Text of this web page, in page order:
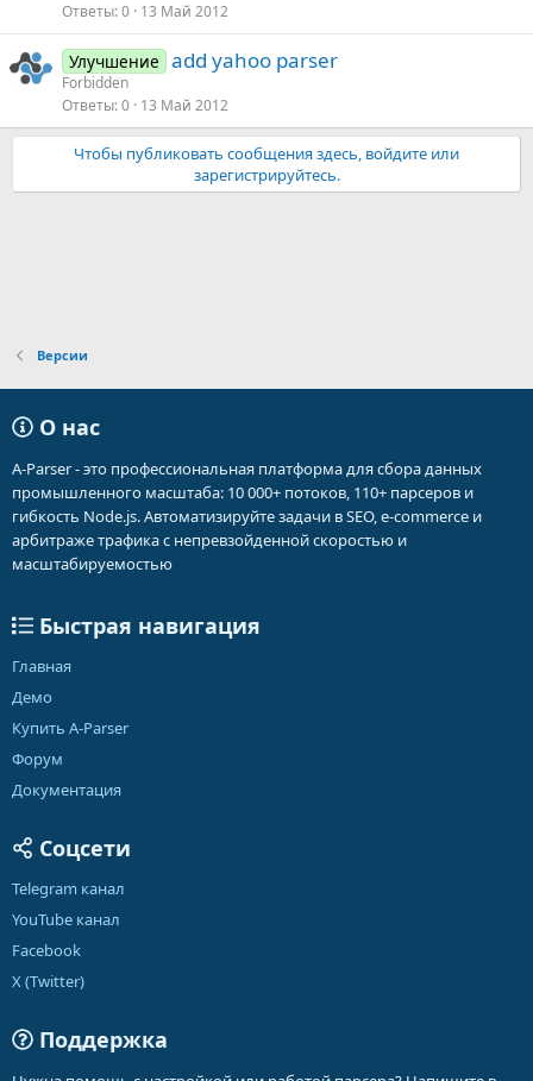
Ответы 0 13 Май 2012
Улучшение add yahoo parser
Forbidden
Ответы 0 13 Май 2012
Чтобы публиковать сообщения здесь, войдите или
зарегистрируйтесь.
Версии
О нас
A-Parser - это профессиональная платформа для сбора данных
промышленного масштаба: 10 000+ потоков, 110+ парсеров и
гибкость Node.js. Автоматизируйте задачи в SEO, e-commerce и
арбитраже трафика с непревзойденной скоростью и
масштабируемостью
Быстрая навигация
Главная
Демо
Купить A-Parser
Форум
Документация
Соцсети
Telegram канал
YouTube канал
Facebook
X (Twitter)
Поддержка